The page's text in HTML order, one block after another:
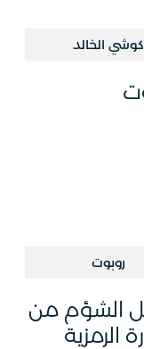
كوشي الخالد
روبوت